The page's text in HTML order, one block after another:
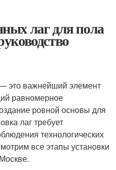
лаг для пола
это важнейший элемент
равномерное
ровной основы для
лаг требует
технологических
все этапы установки